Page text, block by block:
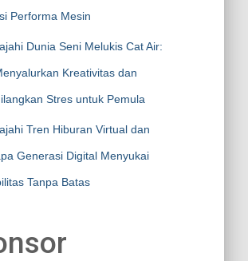
Performa Mesin
Dunia Seni Melukis Cat Air:
Kreativitas dan
Stres untuk Pemula
Tren Hiburan Virtual dan
Generasi Digital Menyukai
Tanpa Batas